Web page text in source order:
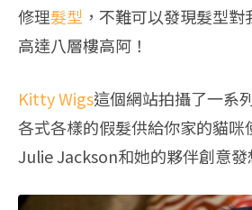
修理髮型 ，不難可以發現髮型
高達八層樓高阿！
Kitty Wigs這個網站拍攝了一系
各式各樣的假髮供給你家的貓咪
Julie Jackson和她的夥伴創意發